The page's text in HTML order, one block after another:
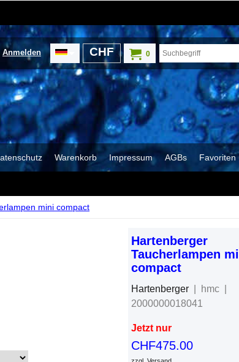
0
CHF
Anmelden
Warenkorb Impressum AGBs Favoriten
mini compact
Hartenberger
Taucherlampen
compact
Hartenberger
hmc
2000000018041
Jetzt nur
CHF475.00